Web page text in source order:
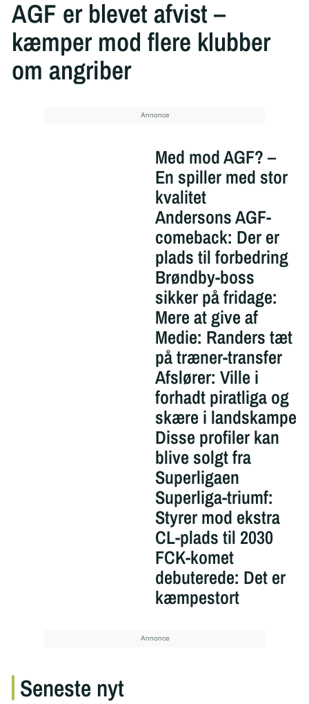
AGF er blevet afvist –
kæmper mod flere klubber
om angriber
Med mod AGF? –
En spiller med stor
kvalitet
Andersons AGF-
comeback: Der er
plads til forbedring
Brøndby-boss
sikker på fridage:
Mere at give af
Medie: Randers tæt
på træner-transfer
Afslører: Ville i
forhadt piratliga og
skære i landskampe
Disse profiler kan
blive solgt fra
Superligaen
Superliga-triumf:
Styrer mod ekstra
CL-plads til 2030
FCK-komet
debuterede: Det er
kæmpestort
Seneste nyt